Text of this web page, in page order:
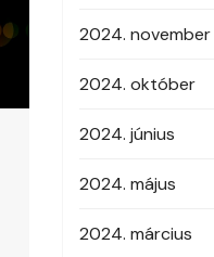
2024. november
2024. október
2024. június
2024. május
2024. március